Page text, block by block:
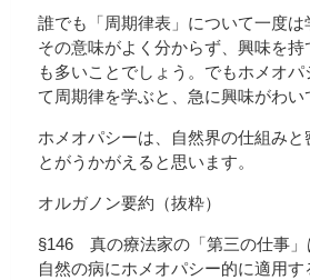
誰でも「周期律表」について一度は
その意味がよく分からず、興味を
も多いことでしょう。でもホメオ
て周期律を学ぶと、急に興味がわい
ホメオパシーは、自然界の仕組みと
とがうかがえると思います。
オルガノン要約（抜粋）
§146 真の療法家の「第三の仕事」
自然の病にホメオパシー的に適用す